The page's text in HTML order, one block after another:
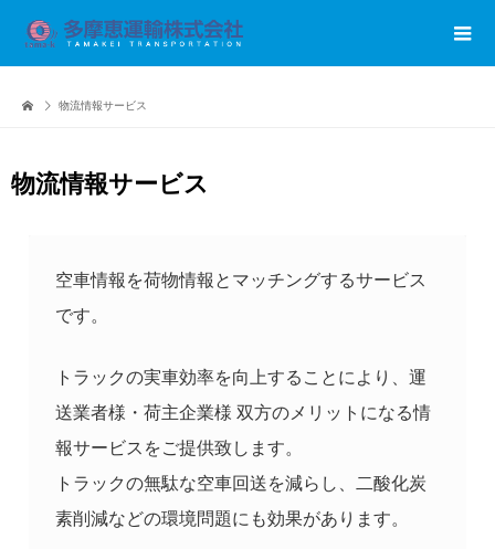
物流情報サービス
物流情報サービス
空車情報を荷物情報とマッチングするサービス
です。
トラックの実車効率を向上することにより、運
送業者様・荷主企業様 双方のメリットになる情
報サービスをご提供致します。
トラックの無駄な空車回送を減らし、二酸化炭
素削減などの環境問題にも効果があります。